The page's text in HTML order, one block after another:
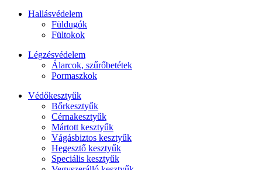
Hallásvédelem
Füldugók
Fültokok
Légzésvédelem
Álarcok, szűrőbetétek
Pormaszkok
Védőkesztyűk
Bőrkesztyűk
Cérnakesztyűk
Mártott kesztyűk
Vágásbiztos kesztyűk
Hegesztő kesztyűk
Speciális kesztyűk